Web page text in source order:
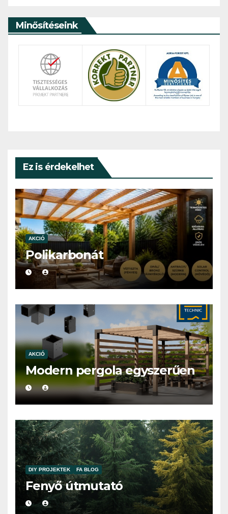
Minősítéseink
Ez is érdekelhet
AKCIÓ
Polikarbonát
AKCIÓ
Modern pergola egyszerűen
DIY PROJEKTEK FA BLOG
Fenyő útmutató